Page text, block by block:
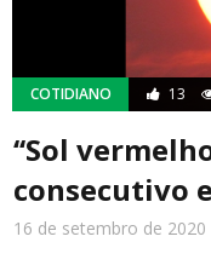
COTIDIANO 13
‘‘Sol
consecutivo
16 de setembro de 2020